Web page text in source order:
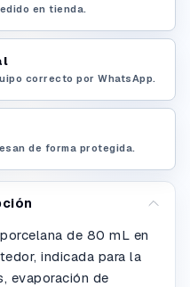
en tienda.
correcto por WhatsApp.
de forma protegida.
de 80 mL en
indicada para la
evaporación de